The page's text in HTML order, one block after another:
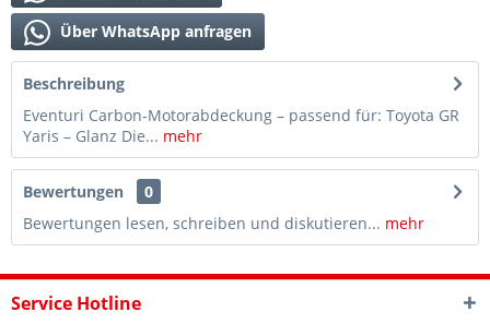
Über WhatsApp anfragen
Beschreibung
Eventuri Carbon-Motorabdeckung – passend für: Toyota GR
Yaris – Glanz Die... mehr
Bewertungen
0
Bewertungen lesen, schreiben und diskutieren... mehr
Service Hotline